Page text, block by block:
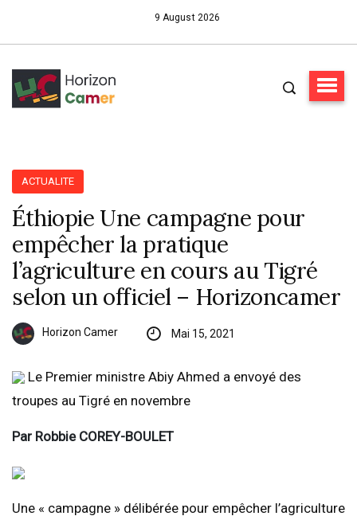
9 August 2026
ACTUALITE
Éthiopie Une campagne pour
empêcher la pratique
l’agriculture en cours au Tigré
selon un officiel – Horizoncamer
Horizon Camer Mai 15, 2021
Le Premier ministre Abiy Ahmed a envoyé des
troupes au Tigré en novembre
Par Robbie COREY-BOULET
Une « campagne » délibérée pour empêcher l’agriculture